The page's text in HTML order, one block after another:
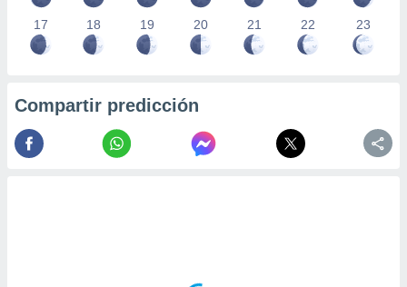
17 18 19 20 21 22 23
Compartir predicción